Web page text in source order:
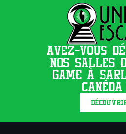
AVEZ-VOUS
NOS SALLES
GAME À